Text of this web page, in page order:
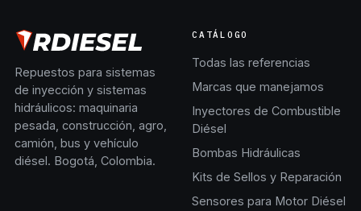
Repuestos para sistemas
de inyección y sistemas
hidráulicos: maquinaria
pesada, construcción, agro,
camión, bus y vehículo
diésel. Bogotá, Colombia.
CATÁLOGO
Todas las referencias
Marcas que manejamos
Inyectores de Combustible
Diésel
Bombas Hidráulicas
Kits de Sellos y Reparación
Sensores para Motor Diésel